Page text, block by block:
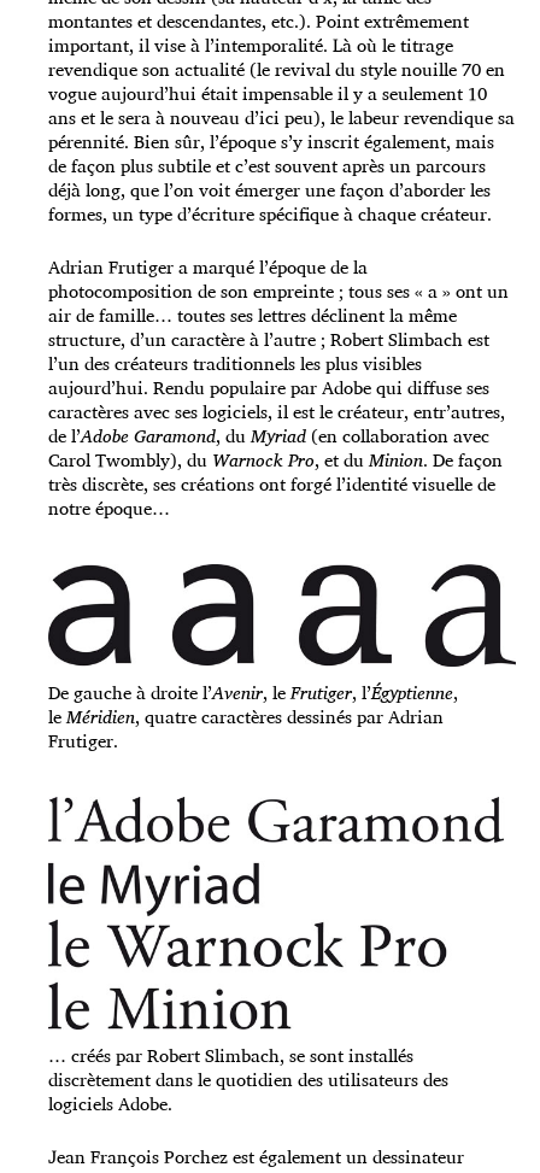
montantes et descendantes, etc.). Point extrêmement
important, il vise à l’intemporalité. Là où le titrage
revendique son actualité (le revival du style nouille 70 en
vogue aujourd’hui était impensable il y a seulement 10
ans et le sera à nouveau d’ici peu), le labeur revendique sa
pérennité. Bien sûr, l’époque s’y inscrit également, mais
de façon plus subtile et c’est souvent après un parcours
déjà long, que l’on voit émerger une façon d’aborder les
formes, un type d’écriture spécifique à chaque créateur.
Adrian Frutiger a marqué l’époque de la
photocomposition de son empreinte ; tous ses « a » ont un
air de famille… toutes ses lettres déclinent la même
structure, d’un caractère à l’autre ; Robert Slimbach est
l’un des créateurs traditionnels les plus visibles
aujourd’hui. Rendu populaire par Adobe qui diffuse ses
caractères avec ses logiciels, il est le créateur, entr’autres,
de l’Adobe Garamond, duMyriad (en collaboration avec
Carol Twombly), du Warnock Pro, et duMinion. De façon
très discrète, ses créations ont forgé l’identité visuelle de
notre époque…
De gauche à droite l’Avenir, leFrutiger, l’Égyptienne,
leMéridien, quatre caractères dessinés par Adrian
Frutiger.
… créés par Robert Slimbach, se sont installés
discrètement dans le quotidien des utilisateurs des
logiciels Adobe.
Jean François Porchez est également un dessinateur